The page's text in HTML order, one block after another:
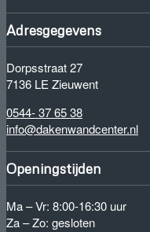
Adresgegevens
Dorpsstraat 27
7136 LE Zieuwent
0544- 37 65 38
info@dakenwandcenter.nl
Openingstijden
Ma – Vr: 8:00-16:30 uur
Za – Zo: gesloten